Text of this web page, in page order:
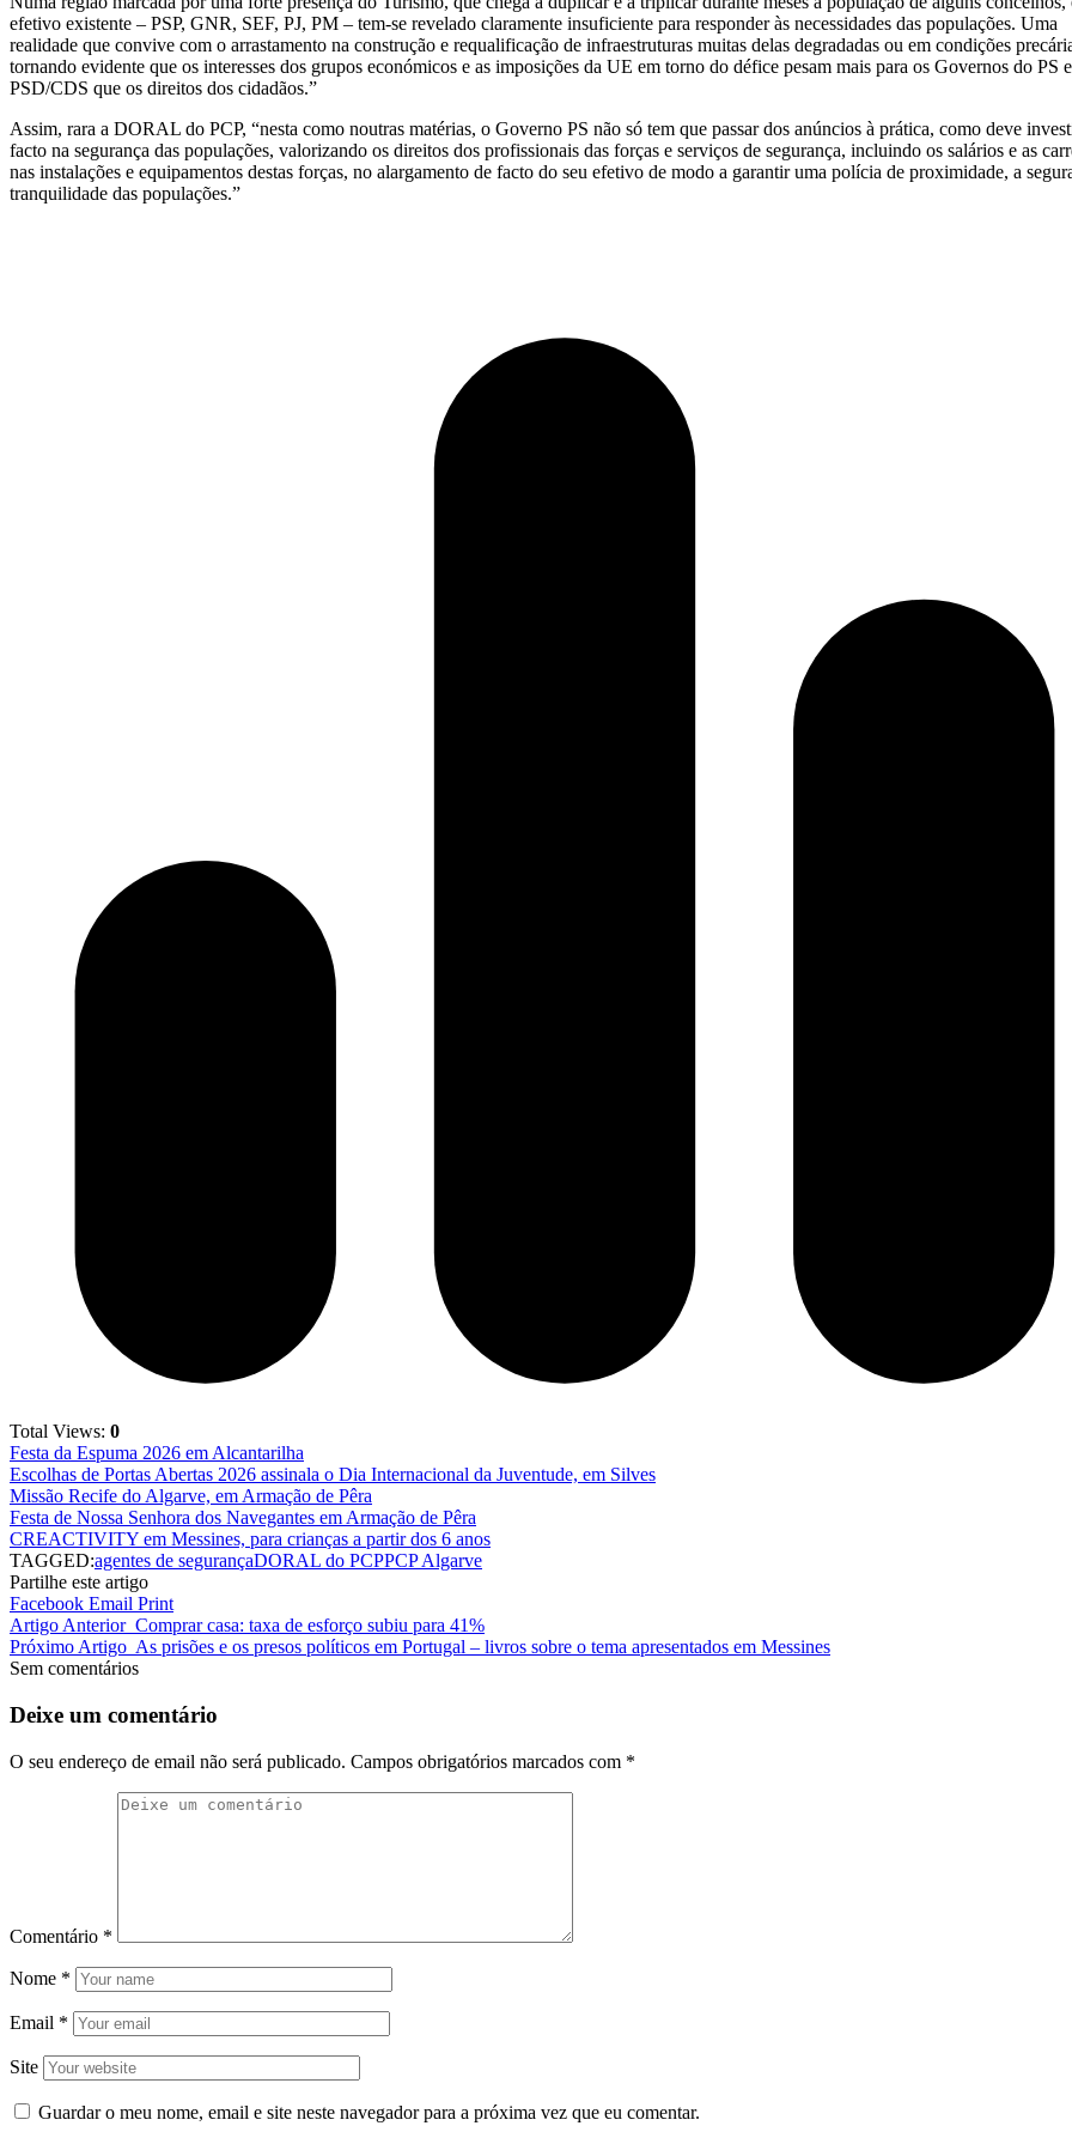
efetivo existente – PSP, GNR, SEF, PJ, PM – tem-se revelado claramente insuficiente para responder às necessidades das populações. Uma
realidade que convive com o arrastamento na construção e requalificação de infraestruturas muitas delas degradadas ou em condições
tornando evidente que os interesses dos grupos económicos e as imposições da UE em torno do défice pesam mais para os Governos do PS
PSD/CDS que os direitos dos cidadãos.”
Assim, rara a DORAL do PCP, “nesta como noutras matérias, o Governo PS não só tem que passar dos anúncios à prática, como deve
facto na segurança das populações, valorizando os direitos dos profissionais das forças e serviços de segurança, incluindo os salários e as
nas instalações e equipamentos destas forças, no alargamento de facto do seu efetivo de modo a garantir uma polícia de proximidade, a
tranquilidade das populações.”
Total Views: 0
Festa da Espuma 2026 em Alcantarilha
Escolhas de Portas Abertas 2026 assinala o Dia Internacional da Juventude, em Silves
Missão Recife do Algarve, em Armação de Pêra
Festa de Nossa Senhora dos Navegantes em Armação de Pêra
CREACTIVITY em Messines, para crianças a partir dos 6 anos
TAGGED:agentes de segurançaDORAL do PCPPCP Algarve
Partilhe este artigo
Facebook Email Print
Artigo Anterior Comprar casa: taxa de esforço subiu para 41%
Próximo Artigo As prisões e os presos políticos em Portugal – livros sobre o tema apresentados em Messines
Sem comentários
Deixe um comentário
O seu endereço de email não será publicado. Campos obrigatórios marcados com *
Comentário *
Nome *
Email *
Site
Guardar o meu nome, email e site neste navegador para a próxima vez que eu comentar.